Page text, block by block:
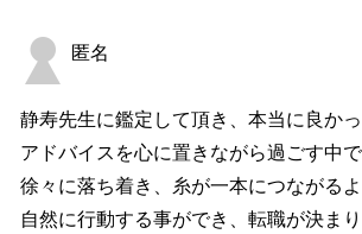
匿名
静寿先生に鑑定して頂き、本当に良か
アドバイスを心に置きながら過ごす中
徐々に落ち着き、糸が一本につながる
自然に行動する事ができ、転職が決ま